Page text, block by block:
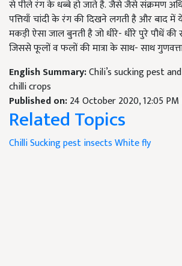
से पीले रंग के धब्बे हो जाते है. जैसे जैसे संक्रमण
पत्तियाँ चांदी के रंग की दिखने लगती है और बाद में ये
मकड़ी ऐसा जाल बुनती है जो धीरे- धीरे पुरे पौधें
जिससे फूलों व फलों की मात्रा के साथ- साथ
English Summary:Chili’s sucking pest
chilli crops
Published on:24 October 2020, 12:05 PM
Related Topics
ChilliSucking pestinsectsWhite fly